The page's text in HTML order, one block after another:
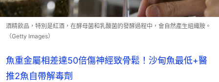
酒精飲品，特別是紅酒，在酵母菌和乳酸菌的發酵過程中，會自然產生組織胺。
（Getty Images）
魚重金屬相差達50倍傷神經致骨鬆！沙甸魚最低+醫
推2魚自帶解毒劑